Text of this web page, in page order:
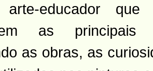
educador
as
as obras, as